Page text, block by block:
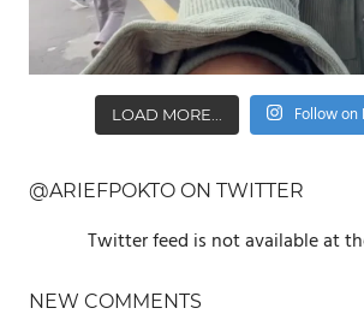
LOAD MORE... Follow on
@ARIEFPOKTO ON TWITTER
Twitter feed is not available at
NEW COMMENTS